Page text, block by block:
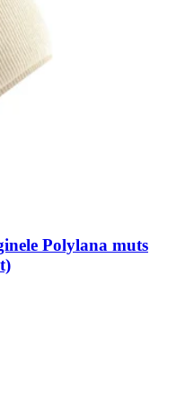
Polylana muts